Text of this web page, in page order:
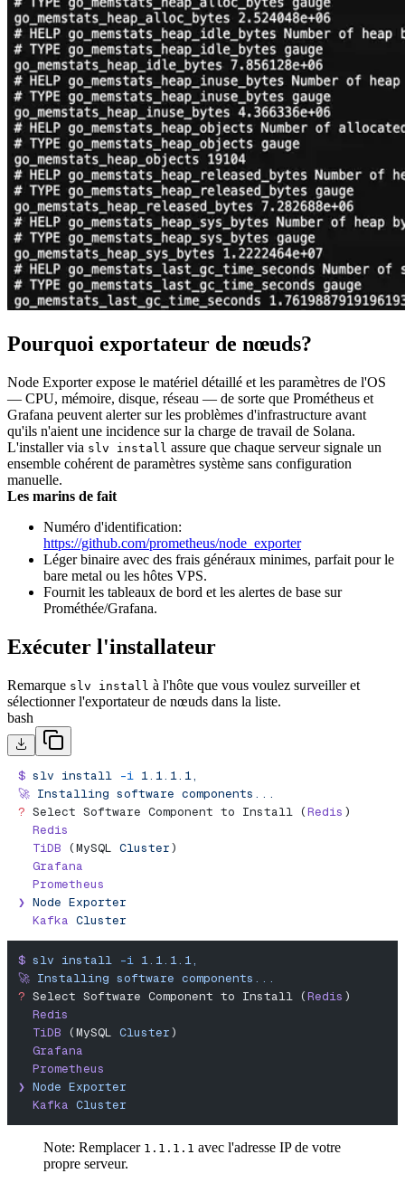
Pourquoi exportateur de nœuds?
Node Exporter expose le matériel détaillé et les paramètres de l'OS
— CPU, mémoire, disque, réseau — de sorte que Prométheus et
Grafana peuvent alerter sur les problèmes d'infrastructure avant
qu'ils n'aient une incidence sur la charge de travail de Solana.
L'installer via slv install assure que chaque serveur signale un
ensemble cohérent de paramètres système sans configuration
manuelle.
Les marins de fait
Numéro d'identification:
https://github.com/prometheus/node_exporter
Léger binaire avec des frais généraux minimes, parfait pour le
bare metal ou les hôtes VPS.
Fournit les tableaux de bord et les alertes de base sur
Prométhée/Grafana.
Exécuter l'installateur
Remarque slv install à l'hôte que vous voulez surveiller et
sélectionner l'exportateur de nœuds dans la liste.
bash
$ slv install -i 1.1.1.1,
🚀 Installing software components...
? Select Software Component to Install (Redis )
  Redis
  TiDB
(MySQL Cluster)
  Grafana
  Prometheus
❯ Node Exporter
  Kafka
Cluster
$ slv install -i 1.1.1.1,
🚀 Installing software components...
? Select Software Component to Install (Redis )
  Redis
  TiDB
(MySQL Cluster)
  Grafana
  Prometheus
❯ Node Exporter
  Kafka
Cluster
Note: Remplacer 1.1.1.1 avec l'adresse IP de votre
propre serveur.